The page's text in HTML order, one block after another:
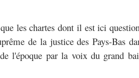
les chartes dont il est ici
de la justice des Pays-Bas
l'époque parla voix du grand